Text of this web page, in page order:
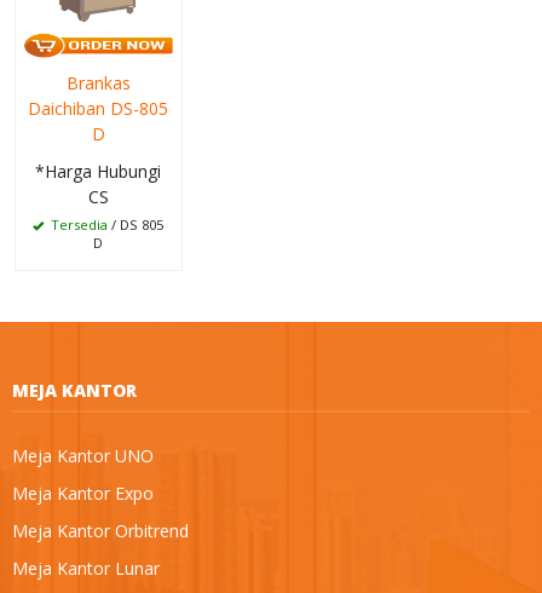
Brankas
Daichiban DS-805
D
*Harga Hubungi
CS
Tersedia / DS 805
D
MEJA KANTOR
Meja Kantor UNO
Meja Kantor Expo
Meja Kantor Orbitrend
Meja Kantor Lunar